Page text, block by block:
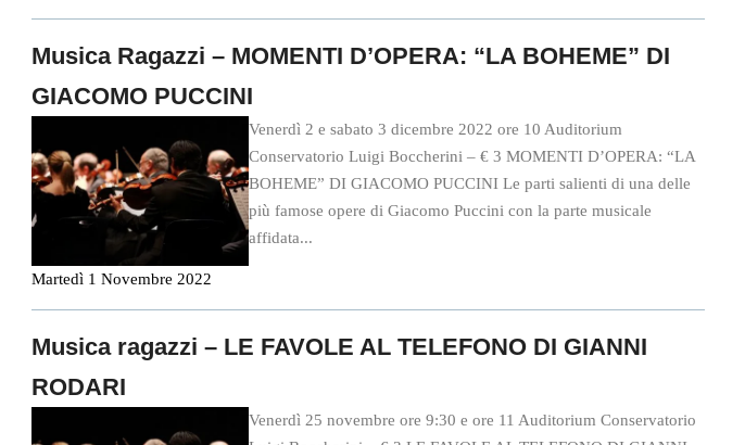
Musica Ragazzi – MOMENTI D’OPERA: “LA BOHEME” DI
GIACOMO PUCCINI
Venerdì 2 e sabato 3 dicembre 2022 ore 10 Auditorium
Conservatorio Luigi Boccherini – € 3 MOMENTI D’OPERA: “LA
BOHEME” DI GIACOMO PUCCINI Le parti salienti di una delle
più famose opere di Giacomo Puccini con la parte musicale
affidata...
Martedì 1 Novembre 2022
Musica ragazzi – LE FAVOLE AL TELEFONO DI GIANNI
RODARI
Venerdì 25 novembre ore 9:30 e ore 11 Auditorium Conservatorio